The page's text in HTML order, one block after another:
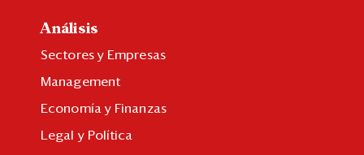
Análisis
Sectores y Empresas
Management
Economía y Finanzas
Legal y Política